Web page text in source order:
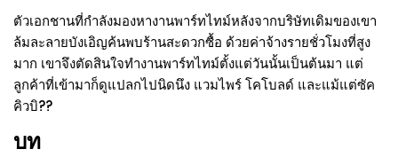
ตัวเอกชานที่กำลังมองหางานพาร์ทไทม์หลังจากบริษัทเดิมของเขา
ล้มละลายบังเอิญค้นพบร้านสะดวกซื้อ ด้วยค่าจ้างรายชั่วโมงที่สูง
มาก เขาจึงตัดสินใจทำงานพาร์ทไทม์ตั้งแต่วันนั้นเป็นต้นมา แต่
ลูกค้าที่เข้ามาก็ดูแปลกไปนิดนึง แวมไพร์ โคโบลด์ และแม้แต่ซัค
คิวบิ??
บท